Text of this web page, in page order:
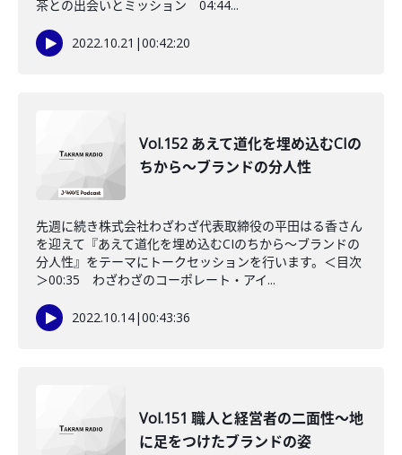
茶との出会いとミッション 04:44...
2022.10.21 |00:42:20
Vol.152 あえて道化を埋め込むCIの
ちから～ブランドの分人性
先週に続き株式会社わざわざ代表取締役の平田はる香さん
を迎えて『あえて道化を埋め込むCIのちから～ブランドの
分人性』をテーマにトークセッションを行います。＜目次
＞00:35 わざわざのコーポレート・アイ...
2022.10.14|00:43:36
Vol.151 職人と経営者の二面性～地
に足をつけたブランドの姿